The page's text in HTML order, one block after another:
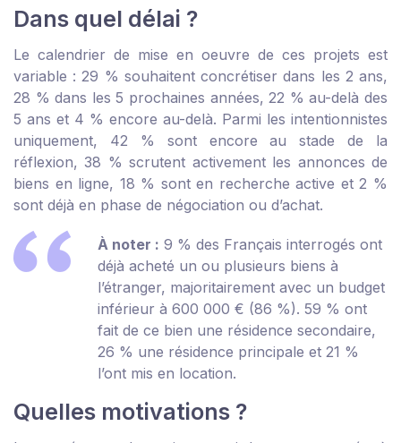
Dans quel délai ?
Le calendrier de mise en oeuvre de ces projets est
variable : 29 % souhaitent concrétiser dans les 2 ans,
28 % dans les 5 prochaines années, 22 % au-delà des
5 ans et 4 % encore au-delà. Parmi les intentionnistes
uniquement, 42 % sont encore au stade de la
réflexion, 38 % scrutent activement les annonces de
biens en ligne, 18 % sont en recherche active et 2 %
sont déjà en phase de négociation ou d’achat.
À noter : 9 % des Français interrogés ont
déjà acheté un ou plusieurs biens à
l’étranger, majoritairement avec un budget
inférieur à 600 000 € (86 %). 59 % ont
fait de ce bien une résidence secondaire,
26 % une résidence principale et 21 %
l’ont mis en location.
Quelles motivations ?